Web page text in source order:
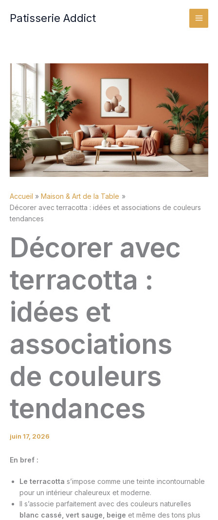
Patisserie Addict
Accueil
Maison & Art de la Table
Décorer avec terracotta : idées et associations de couleurs
tendances
Décorer avec
terracotta :
idées et
associations
de couleurs
tendances
juin 17, 2026
En bref :
Le terracotta s’impose comme une teinte incontournable
pour un intérieur chaleureux et moderne.
Il s’associe parfaitement avec des couleurs naturelles
blanc cassé, vert sauge, beige et même des tons plus